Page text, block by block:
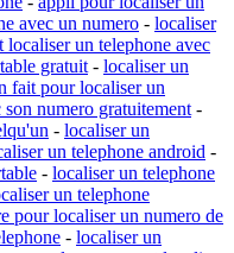
avec un numero - localiser
localiser un telephone avec
gratuit - localiser un
fait pour localiser un
numero gratuitement -
- localiser un
un telephone android -
- localiser un telephone
un telephone
pour localiser un numero de
- localiser un